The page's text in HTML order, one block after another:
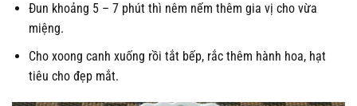
Đun khoảng 5 – 7 phút thì nêm nếm thêm gia vị cho vừa
miệng.
Cho xoong canh xuống rồi tắt bếp, rắc thêm hành hoa, hạt
tiêu cho đẹp mắt.